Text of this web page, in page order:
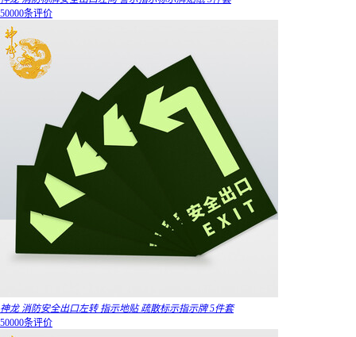
50000条评价
神龙 消防安全出口左转 指示地贴 疏散标示指示牌 5件套
50000条评价